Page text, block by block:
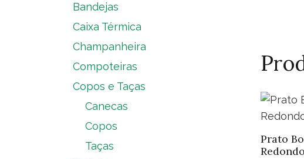
Prato
Bandejas
Caixa Térmica
Champanheira
Compoteiras
Copos e Taças
Canecas
Copos
Taças